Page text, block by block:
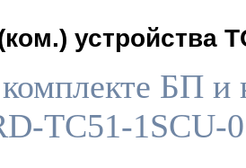
устройства
БП и
TC51-1SCU-